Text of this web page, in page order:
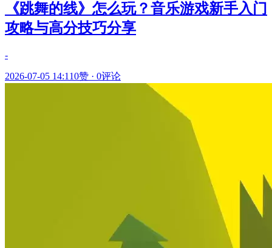
《跳舞的线》怎么玩？音乐游戏新手入门
攻略与高分技巧分享
-
2026-07-05 14:110赞 · 0评论